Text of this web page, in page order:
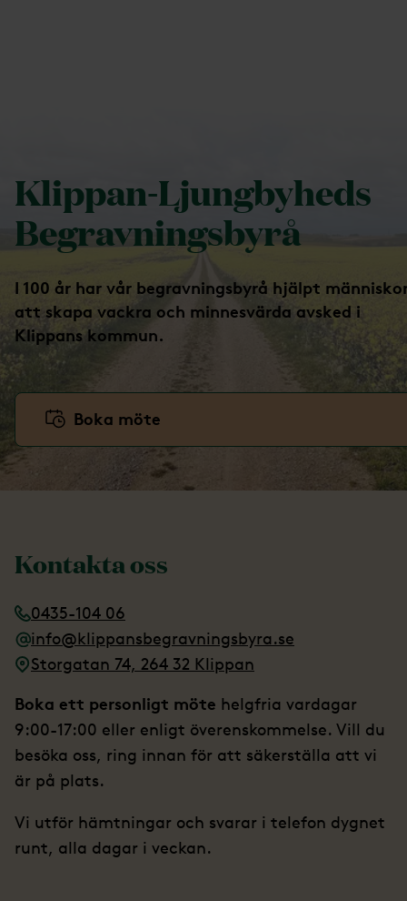
Klippan-Ljungbyheds
Begravningsbyrå
I 100 år har vår begravningsbyrå hjälpt
att skapa vackra och minnesvärda avsked i
Klippans kommun.
Boka möte
Kontakta oss
0435-104 06
info@klippansbegravningsbyra.se
Storgatan 74, 264 32 Klippan
Boka ett personligt möte helgfria vardagar
9:00-17:00 eller enligt överenskommelse. Vill du
besöka oss, ring innan för att säkerställa att vi
är på plats.
Vi utför hämtningar och svarar i telefon dygnet
runt, alla dagar i veckan.